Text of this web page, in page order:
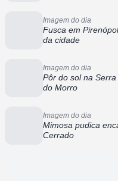
Imagem do dia
Fusca em
da cidade
Imagem do dia
Pôr do sol na
do Morro
Imagem do dia
Mimosa pudica
Cerrado